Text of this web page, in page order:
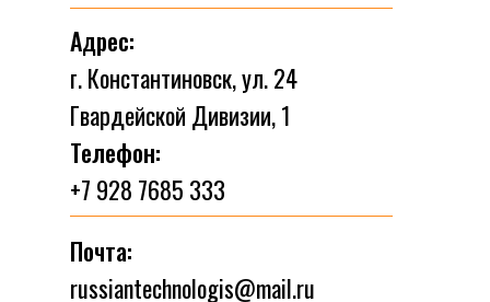
Адрес:
г. Константиновск, ул. 24
Гвардейской Дивизии, 1
Телефон:
+7 928 7685 333
Почта:
russiantechnologis@mail.ru